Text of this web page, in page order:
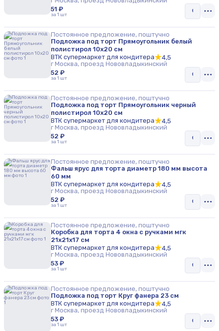
51 ₽
за 1 шт
Постоянное предложение, поштучно
Подложка под торт Прямоугольник белый
полистирол 10х20 см
ВТК супермаркет для кондитера
4,5
г Москва, проезд Нововладыкинский
52 ₽
за 1 шт
Постоянное предложение, поштучно
Подложка под торт Прямоугольник черный
полистирол 10х20 см
ВТК супермаркет для кондитера
4,5
г Москва, проезд Нововладыкинский
52 ₽
за 1 шт
Постоянное предложение, поштучно
Фальш ярус для торта диаметр 180 мм высота
60 мм
ВТК супермаркет для кондитера
4,5
г Москва, проезд Нововладыкинский
52 ₽
за 1 шт
Постоянное предложение, поштучно
Коробка для торта 4 окна с ручками мгк
21х21х17 см
ВТК супермаркет для кондитера
4,5
г Москва, проезд Нововладыкинский
53 ₽
за 1 шт
Постоянное предложение, поштучно
Подложка под торт Круг фанера 23 см
ВТК супермаркет для кондитера
4,5
г Москва, проезд Нововладыкинский
53 ₽
за 1 шт